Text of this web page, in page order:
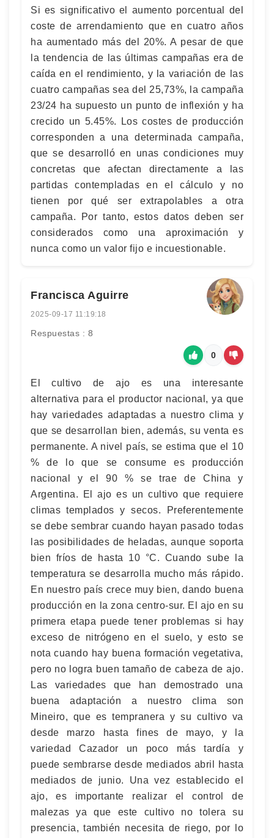
Si es significativo el aumento porcentual del
coste de arrendamiento que en cuatro años
ha aumentado más del 20%. A pesar de que
la tendencia de las últimas campañas era de
caída en el rendimiento, y la variación de las
cuatro campañas sea del 25,73%, la campaña
23/24 ha supuesto un punto de inflexión y ha
crecido un 5.45%. Los costes de producción
corresponden a una determinada campaña,
que se desarrolló en unas condiciones muy
concretas que afectan directamente a las
partidas contempladas en el cálculo y no
tienen por qué ser extrapolables a otra
campaña. Por tanto, estos datos deben ser
considerados como una aproximación y
nunca como un valor fijo e incuestionable.
Francisca Aguirre
2025-09-17 11:19:18
Respuestas : 8
0
El cultivo de ajo es una interesante
alternativa para el productor nacional, ya que
hay variedades adaptadas a nuestro clima y
que se desarrollan bien, además, su venta es
permanente. A nivel país, se estima que el 10
% de lo que se consume es producción
nacional y el 90 % se trae de China y
Argentina. El ajo es un cultivo que requiere
climas templados y secos. Preferentemente
se debe sembrar cuando hayan pasado todas
las posibilidades de heladas, aunque soporta
bien fríos de hasta 10 °C. Cuando sube la
temperatura se desarrolla mucho más rápido.
En nuestro país crece muy bien, dando buena
producción en la zona centro-sur. El ajo en su
primera etapa puede tener problemas si hay
exceso de nitrógeno en el suelo, y esto se
nota cuando hay buena formación vegetativa,
pero no logra buen tamaño de cabeza de ajo.
Las variedades que han demostrado una
buena adaptación a nuestro clima son
Mineiro, que es tempranera y su cultivo va
desde marzo hasta fines de mayo, y la
variedad Cazador un poco más tardía y
puede sembrarse desde mediados abril hasta
mediados de junio. Una vez establecido el
ajo, es importante realizar el control de
malezas ya que este cultivo no tolera su
presencia, también necesita de riego, por lo